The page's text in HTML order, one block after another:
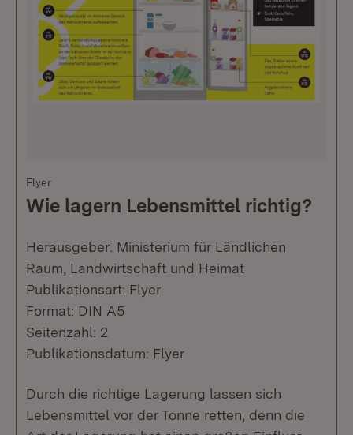
Flyer
Wie lagern Lebensmittel richtig?
Herausgeber: Ministerium für Ländlichen
Raum, Landwirtschaft und Heimat
Publikationsart: Flyer
Format: DIN A5
Seitenzahl: 2
Publikationsdatum: Flyer
Durch die richtige Lagerung lassen sich
Lebensmittel vor der Tonne retten, denn die